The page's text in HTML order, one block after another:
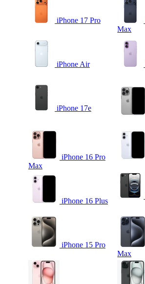
iPhone 17 Pro
Max
iPhone Air
iPhone 17e
iPhone 16 Pro
Max
iPhone 16 Plus
iPhone 15 Pro
Max